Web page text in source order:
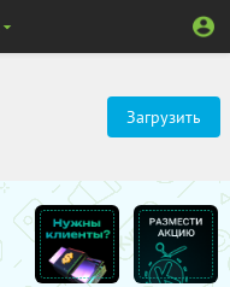
Загрузить